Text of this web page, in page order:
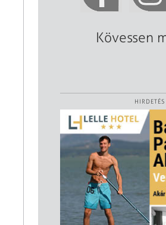
Kövessen
HIRDETÉS